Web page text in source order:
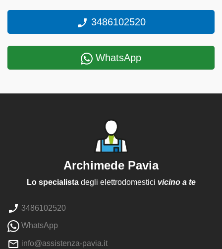
3486102520
WhatsApp
Archimede Pavia
Lo specialistadegli elettrodomestici vicino a te
3486102520
WhatsApp
info@assistenza-pavia.it